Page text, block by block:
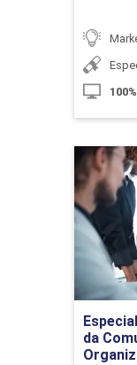
Repórter
da